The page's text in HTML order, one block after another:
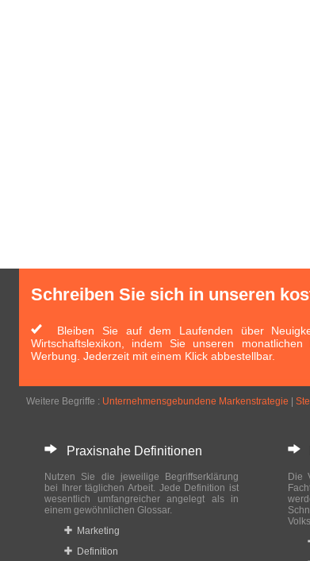
Schreiben Sie sich in unseren
Bleiben Sie auf dem Laufenden über
Wirtschaftslexikon, indem Sie unseren
Werbung. Jederzeit mit einem Klick abbestellbar.
Weitere Begriffe : Unternehmensgebundene Markenstrategie
Praxisnahe Definitionen
Nutzen Sie die jeweilige Begriffserklärung
bei Ihrer täglichen Arbeit. Jede Definition ist
wesentlich umfangreicher angelegt als in
einem gewöhnlichen Glossar.
Marketing
Definition
Die